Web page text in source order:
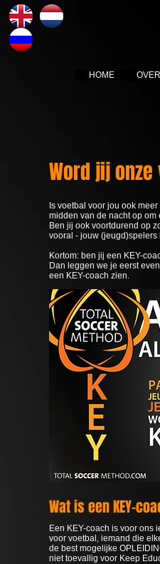
HOME
Word jij onze
Is voetbal voor jou ook
midden van de nacht op
Ben jij ook voortdurend op
vooral - jouw (jeugd)spelers
Kortom: ben jij een KEY-
Dan leggen we je eerst
een KEY-coach zien.
Wat is een KEY-
Een KEY-coach is voor ons
voor voetbal, iemand die
de best mogelijke
niet toevallig voor Keep